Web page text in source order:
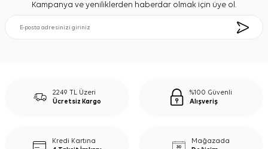
Kampanya ve yeniliklerden haberdar olmak için üye ol.
2249 TL Üzeri
Ücretsiz Kargo
%100 Güvenli
Alışveriş
Kredi Kartına
Mağazada